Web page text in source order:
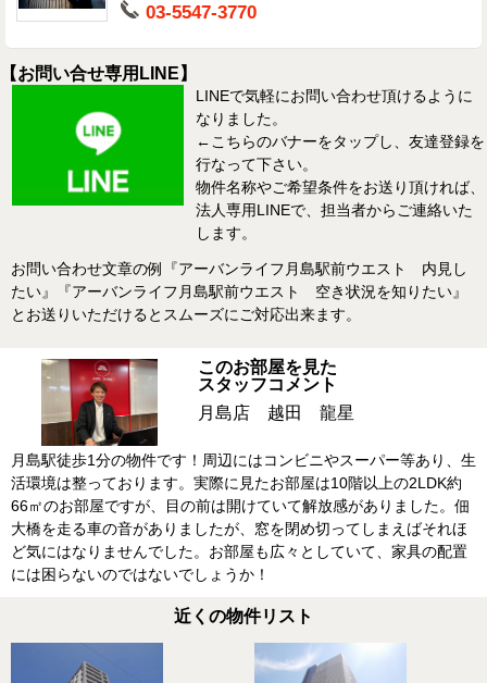
03-5547-3770
【お問い合せ専用LINE】
LINEで気軽にお問い合わせ頂けるように
なりました。
←こちらのバナーをタップし、友達登録を
行なって下さい。
物件名称やご希望条件をお送り頂ければ、
法人専用LINEで、担当者からご連絡いた
します。
お問い合わせ文章の例『アーバンライフ月島駅前ウエスト 内見し
たい』『アーバンライフ月島駅前ウエスト 空き状況を知りたい』
とお送りいただけるとスムーズにご対応出来ます。
このお部屋を見た
スタッフコメント
月島店 越田 龍星
月島駅徒歩1分の物件です！周辺にはコンビニやスーパー等あり、生
活環境は整っております。実際に見たお部屋は10階以上の2LDK約
66㎡のお部屋ですが、目の前は開けていて解放感がありました。佃
大橋を走る車の音がありましたが、窓を閉め切ってしまえばそれほ
ど気にはなりませんでした。お部屋も広々としていて、家具の配置
には困らないのではないでしょうか！
近くの物件リスト